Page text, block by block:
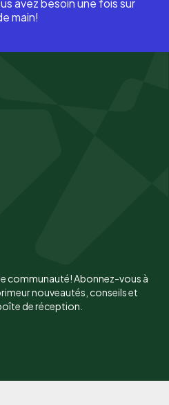
avez besoin une fois sur
main!
communauté! Abonnez-vous à
nouveautés, conseils et
de réception.